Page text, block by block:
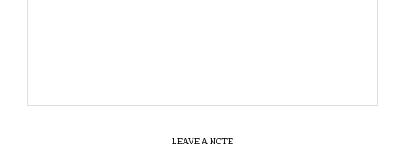
LEAVE A NOTE